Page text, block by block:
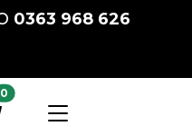
0363 968 626
0